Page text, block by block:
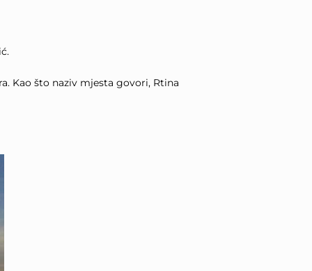
Kao što naziv mjesta govori, Rtina